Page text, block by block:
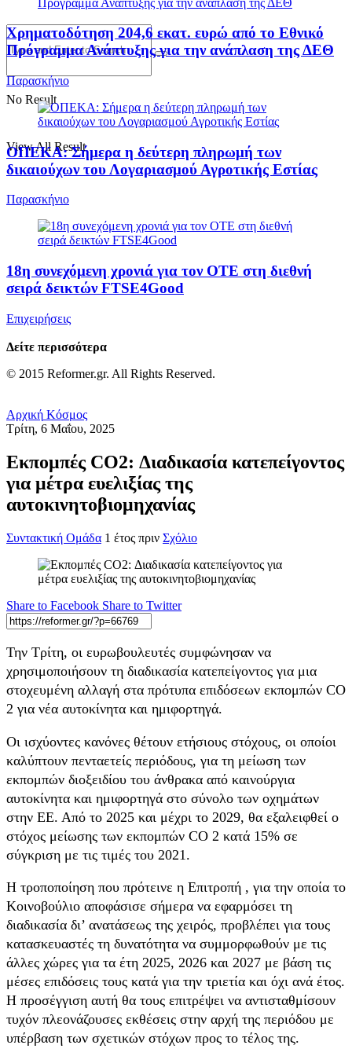
No Result
View All Result
Χρηματοδότηση 204,6 εκατ. ευρώ από το Εθνικό
Πρόγραμμα Ανάπτυξης για την ανάπλαση της ΔΕΘ
Παρασκήνιο
ΟΠΕΚΑ: Σήμερα η δεύτερη πληρωμή των
δικαιούχων του Λογαριασμού Αγροτικής Εστίας
Παρασκήνιο
18η συνεχόμενη χρονιά για τον ΟΤΕ στη διεθνή
σειρά δεικτών FTSE4Good
Επιχειρήσεις
Δείτε περισσότερα
© 2015 Reformer.gr. All Rights Reserved.
Αρχική Κόσμος
Τρίτη, 6 Μαΐου, 2025
Εκπομπές CO2: Διαδικασία κατεπείγοντος
για μέτρα ευελιξίας της
αυτοκινητοβιομηχανίας
Συντακτική Ομάδα 1 έτος πριν Σχόλιο
Share to Facebook Share to Twitter
Την Τρίτη, οι ευρωβουλευτές συμφώνησαν να
χρησιμοποιήσουν τη διαδικασία κατεπείγοντος για μια
στοχευμένη αλλαγή στα πρότυπα επιδόσεων εκπομπών CO
2 για νέα αυτοκίνητα και ημιφορτηγά.
Οι ισχύοντες κανόνες θέτουν ετήσιους στόχους, οι οποίοι
καλύπτουν πενταετείς περιόδους, για τη μείωση των
εκπομπών διοξειδίου του άνθρακα από καινούργια
αυτοκίνητα και ημιφορτηγά στο σύνολο των οχημάτων
στην ΕΕ. Από το 2025 και μέχρι το 2029, θα εξαλειφθεί ο
στόχος μείωσης των εκπομπών CO 2 κατά 15% σε
σύγκριση με τις τιμές του 2021.
Η τροποποίηση που πρότεινε η Επιτροπή , για την οποία το
Κοινοβούλιο αποφάσισε σήμερα να εφαρμόσει τη
διαδικασία δι’ ανατάσεως της χειρός, προβλέπει για τους
κατασκευαστές τη δυνατότητα να συμμορφωθούν με τις
άλλες χώρες για τα έτη 2025, 2026 και 2027 με βάση τις
μέσες επιδόσεις τους κατά για την τριετία και όχι ανά έτος.
Η προσέγγιση αυτή θα τους επιτρέψει να αντισταθμίσουν
τυχόν πλεονάζουσες εκθέσεις στην αρχή της περιόδου με
υπέρβαση των σχετικών στόχων προς το τέλος της.